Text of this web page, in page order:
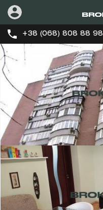
+38 (068) 808 88 98